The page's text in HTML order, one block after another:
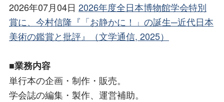
2026年07月04日 2026年度全日本博物館学会特別
賞に、今村信隆『「お静かに！」の誕生─近代日本
美術の鑑賞と批評』（文学通信, 2025）
■業務内容
単行本の企画・制作・販売。
学会誌の編集・製作、運営補助。